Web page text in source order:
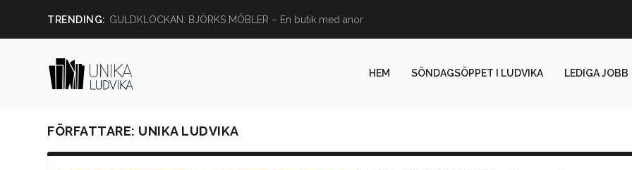
TRENDING: GULDKLOCKAN: BJÖRKS MÖBLER – En butik med anor
HEM SÖNDAGSÖPPET I LUDVIKA LEDIGA JOBB
FÖRFATTARE: UNIKA LUDVIKA